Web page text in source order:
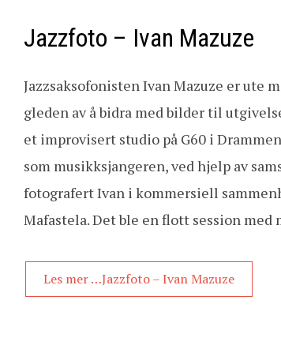
Jazzfoto – Ivan Mazuze
Jazzsaksofonisten Ivan Mazuze er ute
gleden av å bidra med bilder til
et improvisert studio på G60 i
som musikksjangeren, ved hjelp av
fotografert Ivan i kommersiell
Mafastela. Det ble en flott session med
Les mer …Jazzfoto – Ivan Mazuze